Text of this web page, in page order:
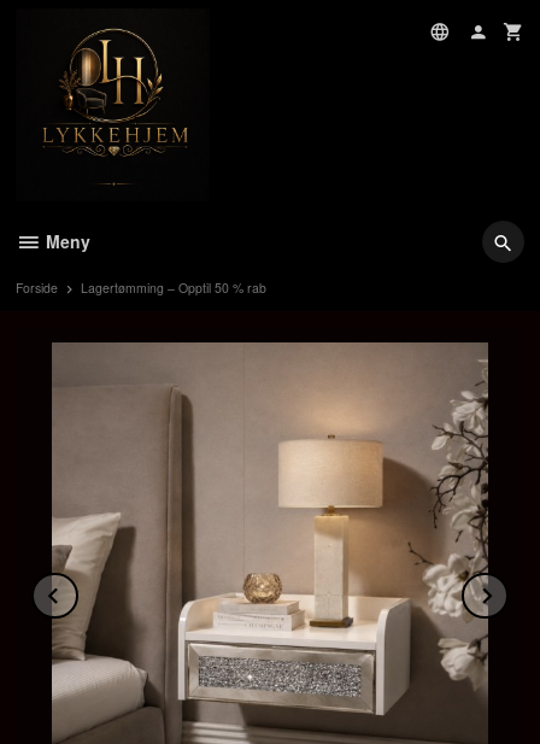
Meny
Forside Lagertømming – Opptil 50 % rab
Prev